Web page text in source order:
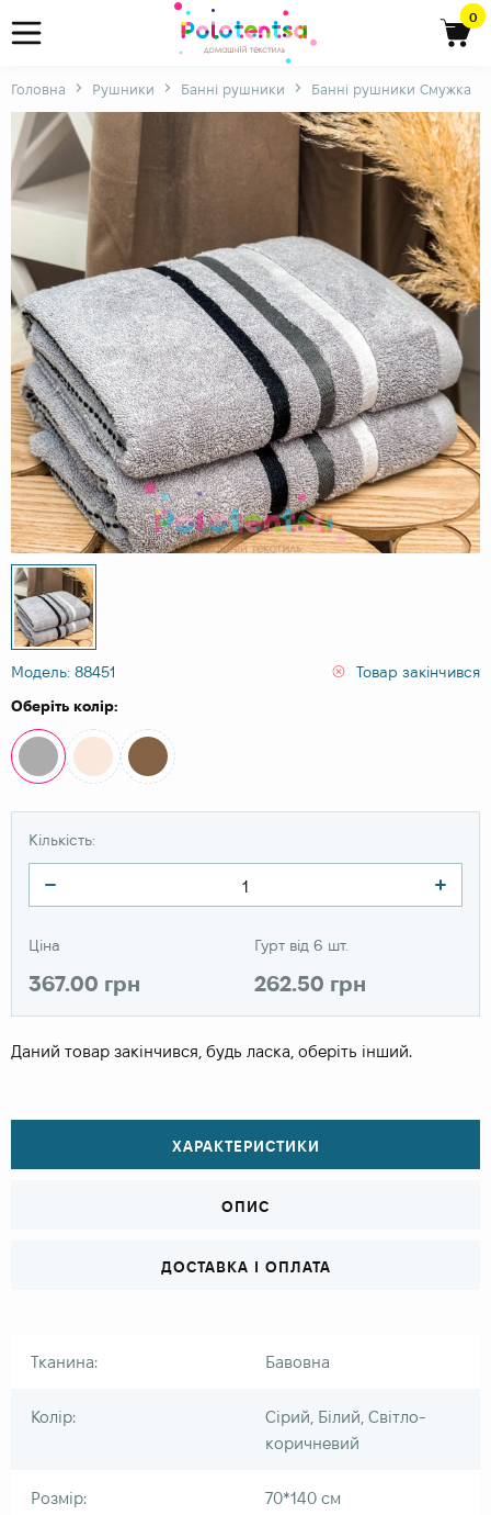
0
Головна Рушники Банні рушники Банні рушники Смужка
Модель: 88451
Товар закінчився
Оберіть колір:
Кількість:
Ціна
367.00 грн
Гурт від 6 шт.
262.50 грн
Даний товар закінчився, будь ласка, оберіть інший.
ХАРАКТЕРИСТИКИ
ОПИС
ДОСТАВКА І ОПЛАТА
Тканина: Бавовна
Колір:
Сірий, Білий, Світло-
коричневий
Розмір: 70*140 см